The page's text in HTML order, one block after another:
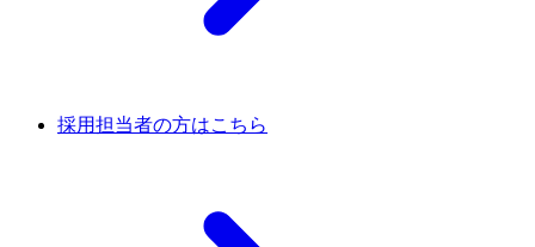
採用担当者の方はこちら